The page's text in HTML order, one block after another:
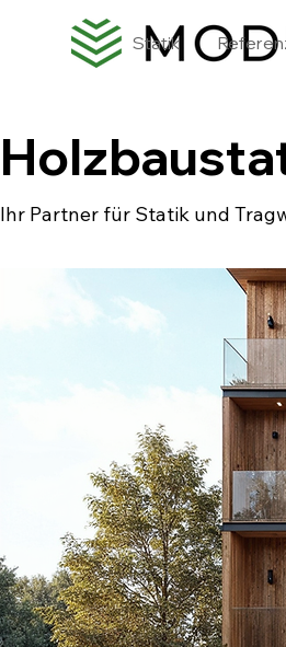
Statik
Ihr Partner für Statik und